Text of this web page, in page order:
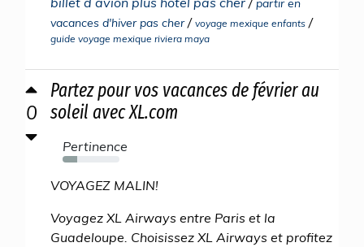
partir en
vacances d'hiver pas cher/ voyage mexique enfants /
guide voyage mexique riviera maya
0
Partez pour vos vacances de février au
soleil avec XL.com
Pertinence
26%
VOYAGEZ MALIN!
Voyagez XL Airways entre Paris et la
Guadeloupe. Choisissez XL Airways et profitez